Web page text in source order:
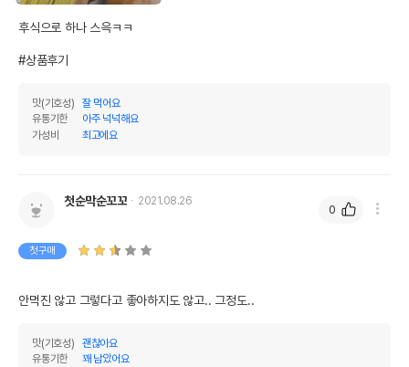
후식으로 하나 스윽ㅋㅋ
#상품후기
맛(기호성)
잘 먹어요
유통기한
아주 넉넉해요
가성비
최고에요
첫순막순꼬꼬 2021.08.26
첫구매
안먹진 않고 그렇다고 좋아하지도 않고.. 그정도..
맛(기호성)
괜찮아요
유통기한
꽤 남았어요
0